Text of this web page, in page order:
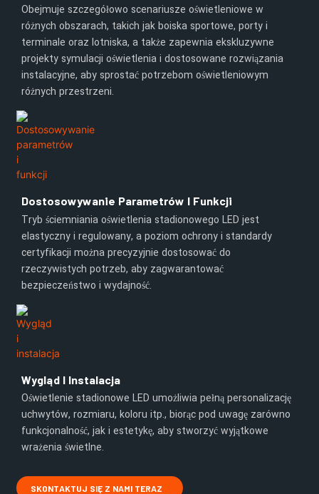
Obejmuje szczegółowo scenariusze oświetleniowe w
różnych obszarach, takich jak boiska sportowe, porty i
terminale oraz lotniska, a także zapewnia ekskluzywne
projekty symulacji oświetlenia i dostosowane rozwiązania
instalacyjne, aby sprostać potrzebom oświetleniowym
różnych przestrzeni.
Dostosowywanie Parametrów I Funkcji
Tryb ściemniania oświetlenia stadionowego LED jest
elastyczny i regulowany, a poziom ochrony i standardy
certyfikacji można precyzyjnie dostosować do
rzeczywistych potrzeb, aby zagwarantować
bezpieczeństwo i wydajność.
Wygląd I Instalacja
Oświetlenie stadionowe LED umożliwia pełną personalizację
uchwytów, rozmiaru, koloru itp., biorąc pod uwagę zarówno
funkcjonalność, jak i estetykę, aby stworzyć wyjątkowe
wrażenia świetlne.
SKONTAKTUJ SIĘ Z NAMI TERAZ